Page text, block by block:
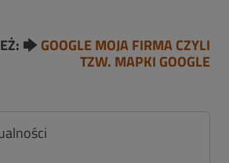
🡆GOOGLE MOJA FIRMA CZYLI
TZW. MAPKI GOOGLE